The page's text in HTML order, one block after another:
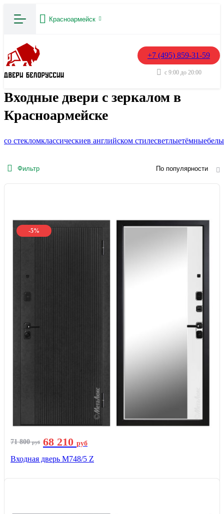
Красноармейск
+7 (495) 859-31-59
с 9:00 до 20:00
Входные двери с зеркалом в
Красноармейске
со стекломклассическиев английском стилесветлыетёмные
Фильтр По популярности
-5%
71 800руб 68 210 руб
Входная дверь М748/5 Z